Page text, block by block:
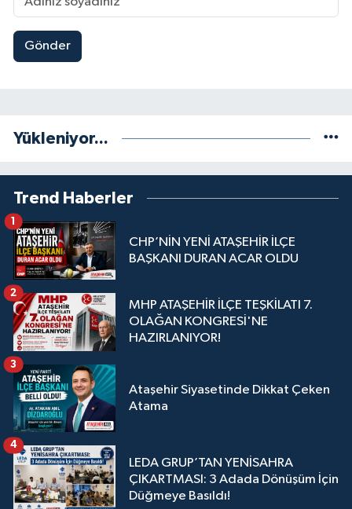
Gönder
Yükleniyor...
Trend Haberler
CHP’NİN YENİ ATAŞEHİR İLÇE
BAŞKANI DURAN ACAR OLDU
1
MHP ATAŞEHİR İLÇE TEŞKİLATI 7.
OLAĞAN KONGRESİ'NE
HAZIRLANIYOR!
2
Ataşehir Siyasetinde Dikkat Çeken
Atama
3
LEDA GRUP’TAN YENİSAHRA
ÇIKARTMASI: 3 Adada Dönüşüm İçin
Düğmeye Basıldı!
4